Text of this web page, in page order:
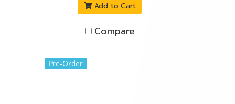
Add to Cart
Compare
Pre-Order